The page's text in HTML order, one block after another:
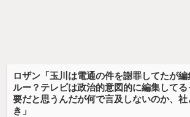
ロザン「玉川は電通の件を謝罪してたが
ルー？テレビは政治的意図的に編集して
要だと思うんだが何で言及しないのか、
き」